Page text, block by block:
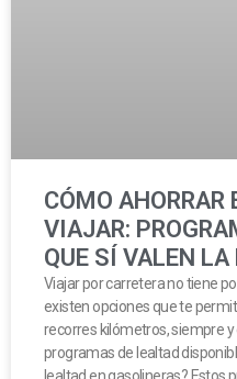
CÓMO AHORRAR
VIAJAR:
QUE SÍ VALEN LA
Viajar por carretera no tiene
existen opciones que te
recorres kilómetros, siempre
programas de lealtad
lealtad en gasolineras?